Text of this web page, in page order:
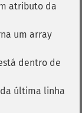
atributo da
um array
dentro de
última linha